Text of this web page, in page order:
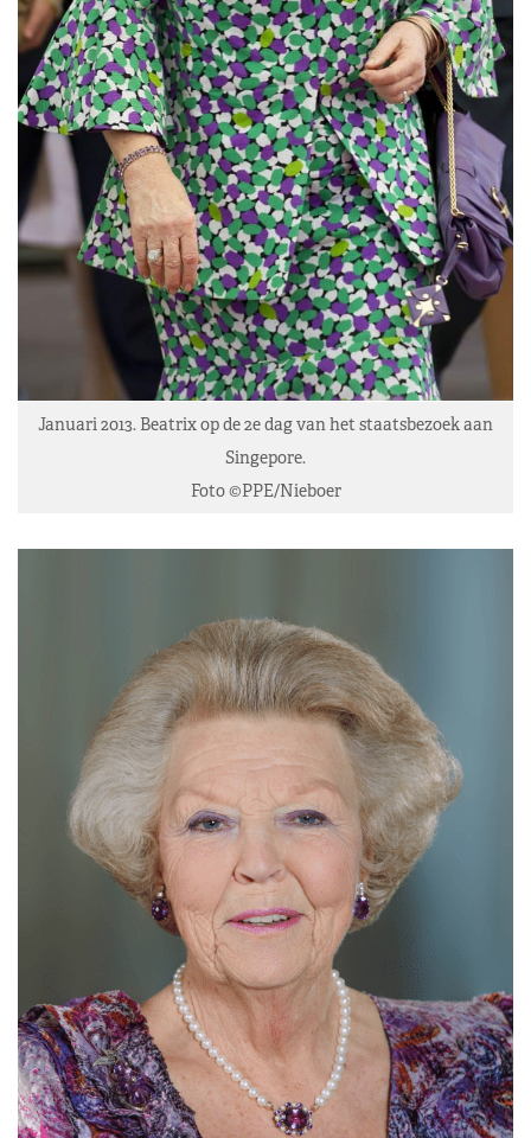
Januari 2013. Beatrix op de 2e dag van het staatsbezoek aan
Singepore.
Foto ©PPE/Nieboer